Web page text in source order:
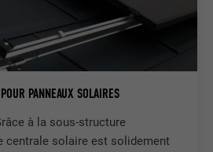
PANNEAUX SOLAIRES
à la sous-structure
centrale solaire est solidement